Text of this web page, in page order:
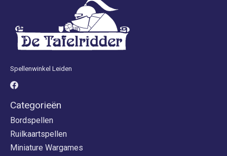
Spellenwinkel Leiden
Categorieën
Bordspellen
Ruilkaartspellen
Miniature Wargames